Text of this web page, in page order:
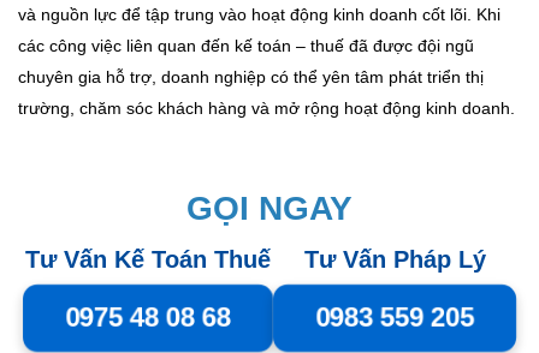
và nguồn lực để tập trung vào hoạt động kinh doanh cốt lõi. Khi
các công việc liên quan đến kế toán – thuế đã được đội ngũ
chuyên gia hỗ trợ, doanh nghiệp có thể yên tâm phát triển thị
trường, chăm sóc khách hàng và mở rộng hoạt động kinh doanh.
GỌI NGAY
Tư Vấn Kế Toán Thuế
0975 48 08 68
Tư Vấn Pháp Lý
0983 559 205